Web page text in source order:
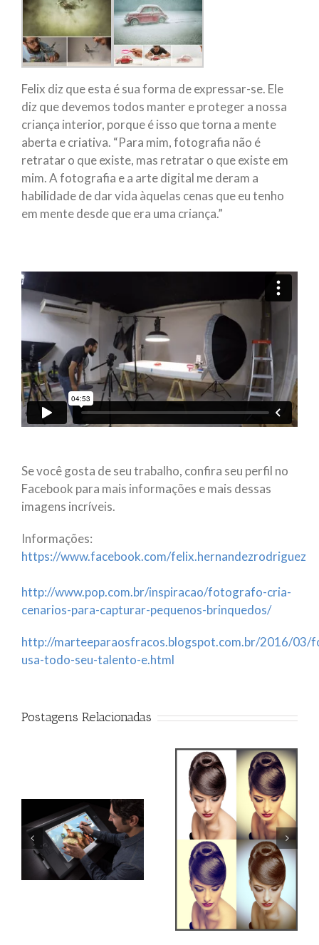
Felix diz que esta é sua forma de expressar-se. Ele
diz que devemos todos manter e proteger a nossa
criança interior, porque é isso que torna a mente
aberta e criativa. “Para mim, fotografia não é
retratar o que existe, mas retratar o que existe em
mim. A fotografia e a arte digital me deram a
habilidade de dar vida àquelas cenas que eu tenho
em mente desde que era uma criança.”
Se você gosta de seu trabalho, confira seu perfil no
Facebook para mais informações e mais dessas
imagens incríveis.
Informações:
https://www.facebook.com/felix.hernandezrodriguez
http://www.pop.com.br/inspiracao/fotografo-cria-
cenarios-para-capturar-pequenos-brinquedos/
http://marteeparaosfracos.blogspot.com.br/2016/
usa-todo-seu-talento-e.html
Postagens Relacionadas
Action Efeito Retro
Qual o melhor monitor
para tratamento de
imagem?